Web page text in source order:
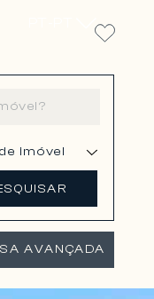
AVANÇADA